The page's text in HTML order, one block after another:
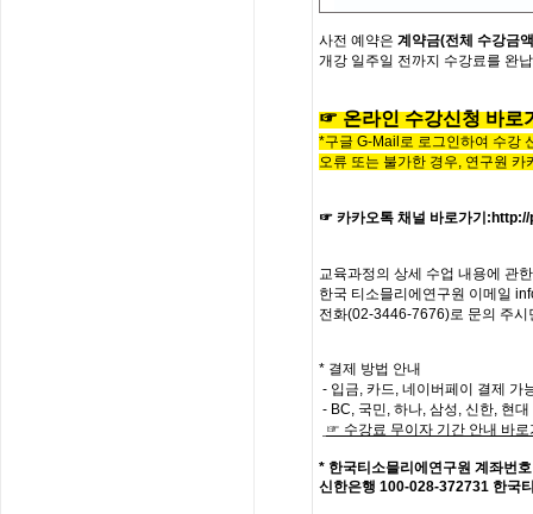
사전 예약은 계약금(전체 수강금
개강 일주일 전까지 수강료를 완
☞온라인수강신청 바로
*구글 G-Mail로 로그인하여 수강
오류 또는 불가한 경우, 연구원 카
☞ 카카오톡 채널 바로가기 :
교육과정의 상세 수업 내용에 관한
한국 티소믈리에 연구원 이메일
전화(02-3446-7676)로 문의 주시
* 결제 방법 안내
- 입금, 카드, 네이버페이 결제 가
- BC, 국민, 하나, 삼성, 신한, 현
☞ 수강료 무이자 기간 안내 바로
* 한국티소믈리에연구원 계좌번호
신한은행 100-028-372731 한국